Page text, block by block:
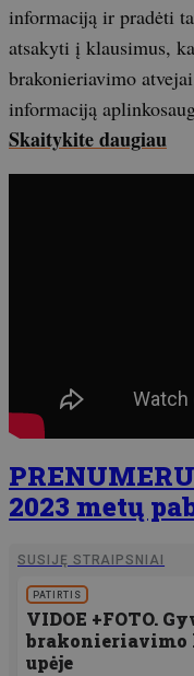
informaciją ir pradėti
atsakyti į klausimus,
brakonieriavimo
informaciją
Skaitykite daugiau
2023 metų
SUSIJĘ STRAIPSNIAI
PATIRTIS
VIDOE +FOTO.
brakonieriavimo
upėje